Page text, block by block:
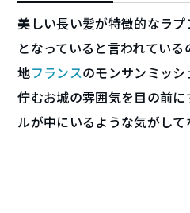
美しい長い髪が特徴的なラ
となっていると言われている
地フランスのモンサンミッシ
佇むお城の雰囲気を目の前に
ルが中にいるような気がして